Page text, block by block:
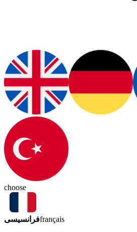
choose
فرانسیسیfrançais